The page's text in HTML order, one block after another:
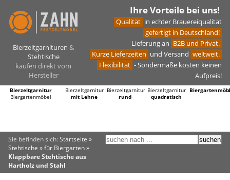
Bierzeltgarnituren &
Stehtische
kaufen direkt vom
Hersteller
Ihre Vorteile bei uns!
Qualität in echter Brauereiqualität
gefertigt in Deutschland!
Lieferung an B2B und Privat.
Kurze Lieferzeiten und Versand weltweit.
Flexibilität - Sondermaße kosten keinen
Aufpreis!
Bierzeltgarnitur
Biergartenmöbel
Bierzeltgarnitur
mit Lehne
Bierzeltgarnitur
rund
Bierzeltgarnitur
quadratisch
Sie befinden sich: Startseite »
Stehtische »für Biergarten»
Klappbare Stehtische aus
Hartholz und Stahl